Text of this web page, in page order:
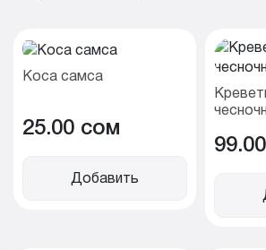
Коса самса
25.00 cом
Добавить